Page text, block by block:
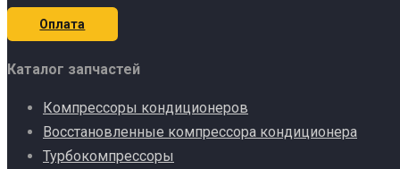
Оплата
Каталог запчастей
Компрессоры кондиционеров
Восстановленные компрессора кондиционера
Турбокомпрессоры